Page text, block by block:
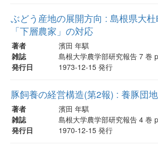
ぶどう産地の展開方向 : 島根県大
「下層農家」の対応
著者
濱田 年騏
雑誌
島根大学農学部研究報告 7 巻
発行日
1973-12-15 発行
豚飼養の経営構造(第2報) : 養豚団
著者
濱田 年騏
雑誌
島根大学農学部研究報告 4 巻
発行日
1970-12-15 発行